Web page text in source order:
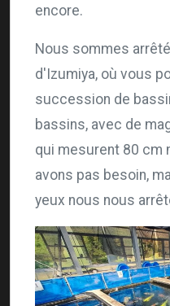
encore.
Nous sommes
d'Izumiya, où vous
succession de
bassins, avec de
qui mesurent 80 cm
avons pas besoin,
yeux nous nous